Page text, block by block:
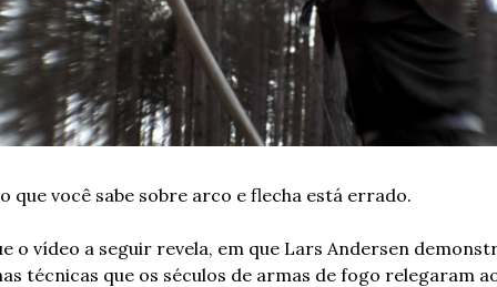
que você sabe sobre arco e flecha está errado.
o vídeo a seguir revela, em que Lars Andersen
técnicas que os séculos de armas de fogo relegaram